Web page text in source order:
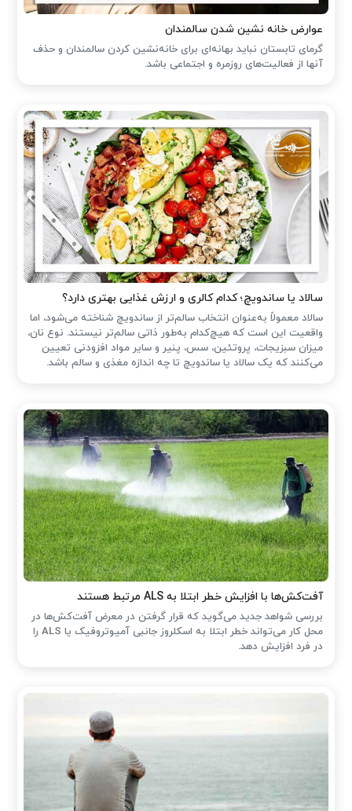
عوارض خانه نشین شدن سالمندان
گرمای تابستان نباید بهانه‌ای برای خانه‌نشین کردن سالمندان و حذف
آنها از فعالیت‌های روزمره و اجتماعی باشد.
سالاد یا ساندویچ؛ کدام کالری و ارزش غذایی بهتری دارد؟
سالاد معمولاً به‌عنوان انتخاب سالم‌تر از ساندویچ شناخته می‌شود، اما
واقعیت این است که هیچ‌کدام به‌طور ذاتی سالم‌تر نیستند. نوع نان،
میزان سبزیجات، پروتئین، سس، پنیر و سایر مواد افزودنی تعیین
می‌کنند که یک سالاد یا ساندویچ تا چه اندازه مغذی و سالم باشد.
آفت‌کش‌ها با افزایش خطر ابتلا به ALS مرتبط هستند
بررسی شواهد جدید می‌گوید که قرار گرفتن در معرض آفت‌کش‌ها در
محل کار می‌تواند خطر ابتلا به اسکلروز جانبی آمیوتروفیک یا ALS را
در فرد افزایش دهد.